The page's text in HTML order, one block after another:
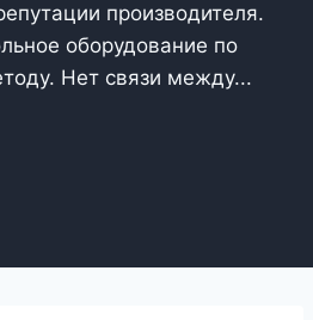
производителя.
оборудование по
Нет связи между...